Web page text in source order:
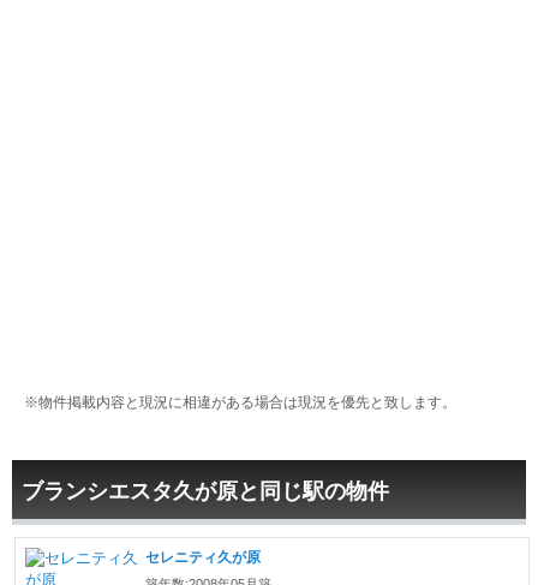
※物件掲載内容と現況に相違がある場合は現況を優先と致します。
ブランシエスタ久が原と同じ駅の物件
セレニティ久が原